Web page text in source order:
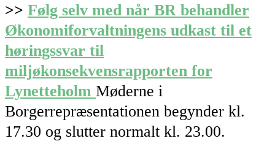
>> Følg selv med når BR behandler
Økonomiforvaltningens udkast til et
høringssvar til
miljøkonsekvensrapporten for
Lynetteholm Møderne i
Borgerrepræsentationen begynder kl.
17.30 og slutter normalt kl. 23.00.